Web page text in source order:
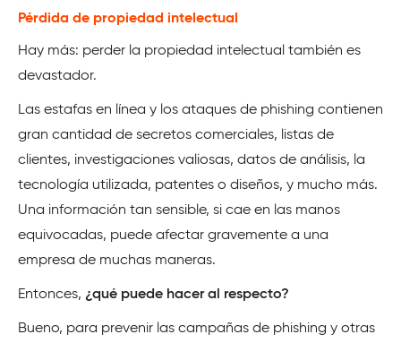
Pérdida de propiedad intelectual
Hay más: perder la propiedad intelectual también es
devastador.
Las estafas en línea y los ataques de phishing contienen
gran cantidad de secretos comerciales, listas de
clientes, investigaciones valiosas, datos de análisis, la
tecnología utilizada, patentes o diseños, y mucho más.
Una información tan sensible, si cae en las manos
equivocadas, puede afectar gravemente a una
empresa de muchas maneras.
Entonces, ¿qué puede hacer al respecto?
Bueno, para prevenir las campañas de phishing y otras